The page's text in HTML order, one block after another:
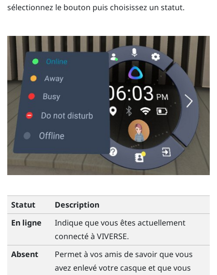
sélectionnez le bouton puis choisissez un statut.
Statut
Description
En ligne
Indique que vous êtes actuellement
connecté à VIVERSE.
Absent
Permet à vos amis de savoir que vous
avez enlevé votre casque et que vous